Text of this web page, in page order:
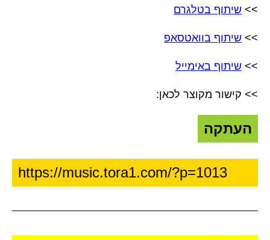
>> שיתוף בטלגרם
>> שיתוף בוואטסאפ
>> שיתוף באימייל
>> קישור מקוצר לכאן:
העתקה